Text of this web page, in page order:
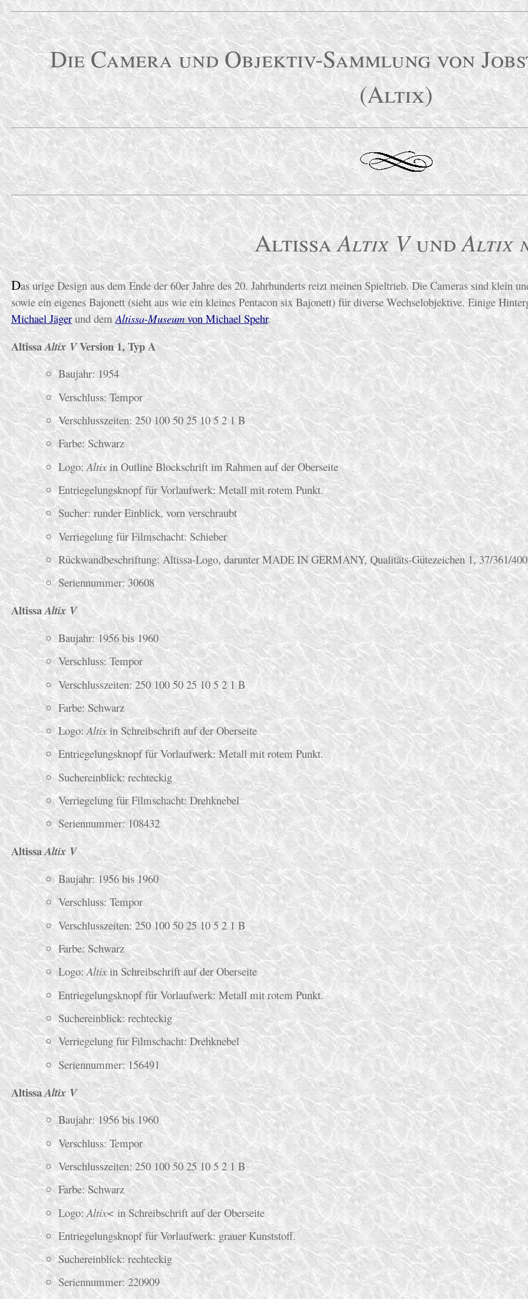
Die Camera und Objektiv-Sammlung von
(Altix)
AltissaAltix VundAltix
Das urige Design aus dem Ende der 60er Jahre des 20. Jahrhunderts reizt meinen Spieltrieb. Die Cameras sind klein
sowie ein eigenes Bajonett (sieht aus wie ein kleines Pentacon six Bajonett) für diverse Wechselobjektive. Einige
Michael Jägerund demAltissa-Museumvon Michael Spehr.
AltissaAltix VVersion 1, Typ A
Baujahr: 1954
Verschluss: Tempor
Verschlusszeiten: 250 100 50 25 10 5 2 1 B
Farbe: Schwarz
Logo:Altixin Outline Blockschrift im Rahmen auf der Oberseite
Entriegelungsknopf für Vorlaufwerk: Metall mit rotem Punkt.
Sucher: runder Einblick, vorn verschraubt
Verriegelung für Filmschacht: Schieber
Rückwandbeschriftung: Altissa-Logo, darunter MADE IN GERMANY, Qualitäts-Gütezeichen 1, 37/361/
Seriennummer: 30608
AltissaAltix V
Baujahr: 1956 bis 1960
Verschluss: Tempor
Verschlusszeiten: 250 100 50 25 10 5 2 1 B
Farbe: Schwarz
Logo:Altixin Schreibschrift auf der Oberseite
Entriegelungsknopf für Vorlaufwerk: Metall mit rotem Punkt.
Suchereinblick: rechteckig
Verriegelung für Filmschacht: Drehknebel
Seriennummer: 108432
AltissaAltix V
Baujahr: 1956 bis 1960
Verschluss: Tempor
Verschlusszeiten: 250 100 50 25 10 5 2 1 B
Farbe: Schwarz
Logo:Altixin Schreibschrift auf der Oberseite
Entriegelungsknopf für Vorlaufwerk: Metall mit rotem Punkt.
Suchereinblick: rechteckig
Verriegelung für Filmschacht: Drehknebel
Seriennummer: 156491
AltissaAltix V
Baujahr: 1956 bis 1960
Verschluss: Tempor
Verschlusszeiten: 250 100 50 25 10 5 2 1 B
Farbe: Schwarz
Logo:Altix<in Schreibschrift auf der Oberseite
Entriegelungsknopf für Vorlaufwerk: grauer Kunststoff.
Suchereinblick: rechteckig
Seriennummer: 220909